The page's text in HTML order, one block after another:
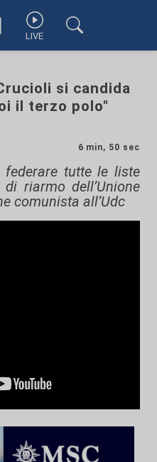
LIVE
si candida
il terzo polo"
6 min, 50 sec
federare tutte le liste
riarmo dell’Unione
comunista all’Udc